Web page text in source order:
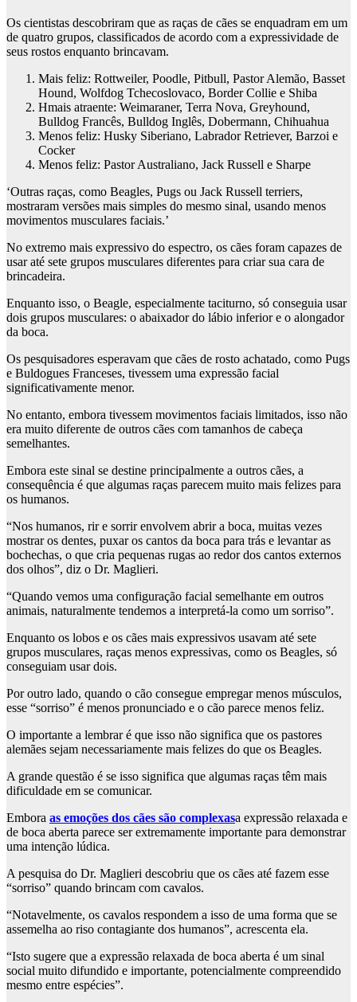
Os cientistas descobriram que as raças de cães se enquadram em um
de quatro grupos, classificados de acordo com a expressividade de
seus rostos enquanto brincavam.
Mais feliz: Rottweiler, Poodle, Pitbull, Pastor Alemão, Basset
Hound, Wolfdog Tchecoslovaco, Border Collie e Shiba
Hmais atraente: Weimaraner, Terra Nova, Greyhound,
Bulldog Francês, Bulldog Inglês, Dobermann, Chihuahua
Menos feliz: Husky Siberiano, Labrador Retriever, Barzoi e
Cocker
Menos feliz: Pastor Australiano, Jack Russell e Sharpe
‘Outras raças, como Beagles, Pugs ou Jack Russell terriers,
mostraram versões mais simples do mesmo sinal, usando menos
movimentos musculares faciais.’
No extremo mais expressivo do espectro, os cães foram capazes de
usar até sete grupos musculares diferentes para criar sua cara de
brincadeira.
Enquanto isso, o Beagle, especialmente taciturno, só conseguia usar
dois grupos musculares: o abaixador do lábio inferior e o alongador
da boca.
Os pesquisadores esperavam que cães de rosto achatado, como Pugs
e Buldogues Franceses, tivessem uma expressão facial
significativamente menor.
No entanto, embora tivessem movimentos faciais limitados, isso não
era muito diferente de outros cães com tamanhos de cabeça
semelhantes.
Embora este sinal se destine principalmente a outros cães, a
consequência é que algumas raças parecem muito mais felizes para
os humanos.
“Nos humanos, rir e sorrir envolvem abrir a boca, muitas vezes
mostrar os dentes, puxar os cantos da boca para trás e levantar as
bochechas, o que cria pequenas rugas ao redor dos cantos externos
dos olhos”, diz o Dr. Maglieri.
“Quando vemos uma configuração facial semelhante em outros
animais, naturalmente tendemos a interpretá-la como um sorriso”.
Enquanto os lobos e os cães mais expressivos usavam até sete
grupos musculares, raças menos expressivas, como os Beagles, só
conseguiam usar dois.
Por outro lado, quando o cão consegue empregar menos músculos,
esse “sorriso” é menos pronunciado e o cão parece menos feliz.
O importante a lembrar é que isso não significa que os pastores
alemães sejam necessariamente mais felizes do que os Beagles.
A grande questão é se isso significa que algumas raças têm mais
dificuldade em se comunicar.
Embora as emoções dos cães são complexasa expressão relaxada e
de boca aberta parece ser extremamente importante para demonstrar
uma intenção lúdica.
A pesquisa do Dr. Maglieri descobriu que os cães até fazem esse
“sorriso” quando brincam com cavalos.
“Notavelmente, os cavalos respondem a isso de uma forma que se
assemelha ao riso contagiante dos humanos”, acrescenta ela.
“Isto sugere que a expressão relaxada de boca aberta é um sinal
social muito difundido e importante, potencialmente compreendido
mesmo entre espécies”.